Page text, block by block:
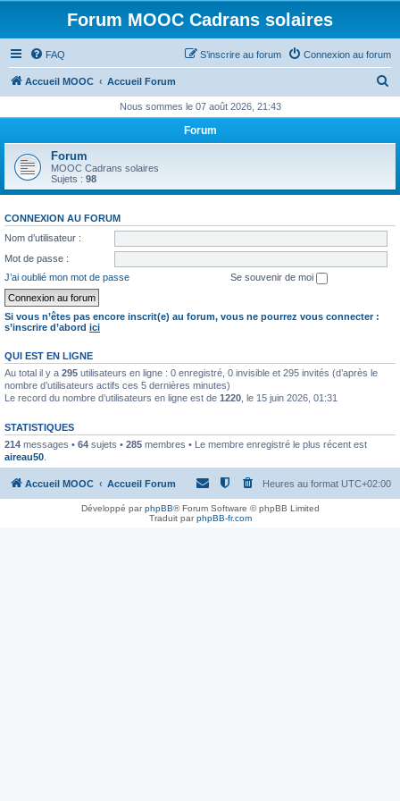
Forum MOOC Cadrans solaires
FAQ Connexion au forum
S’inscrire au forum
Accueil MOOC Accueil Forum
h
r
Nous sommes le 07 août 2026, 21:43
Forum
Forum
MOOC Cadrans solaires
Sujets : 98
CONNEXION AU FORUM
Nom d’utilisateur :
Mot de passe :
J’ai oublié mon mot de passe
Se souvenir de moi
Si vous n’êtes pas encore inscrit(e) au forum, vous ne pourrez vous connecter :
s’inscrire d’abord ici
QUI EST EN LIGNE
Au total il y a 295 utilisateurs en ligne : 0 enregistré, 0 invisible et 295 invités (d’après le
nombre d’utilisateurs actifs ces 5 dernières minutes)
Le record du nombre d’utilisateurs en ligne est de 1220 , le 15 juin 2026, 01:31
STATISTIQUES
214 messages • 64 sujets • 285 membres • Le membre enregistré le plus récent est
aireau50
Accueil MOOC Accueil Forum Heures au format UTC+02:00
Développé parphpBB® Forum Software © phpBB Limited
Traduit parphpBB-fr.com